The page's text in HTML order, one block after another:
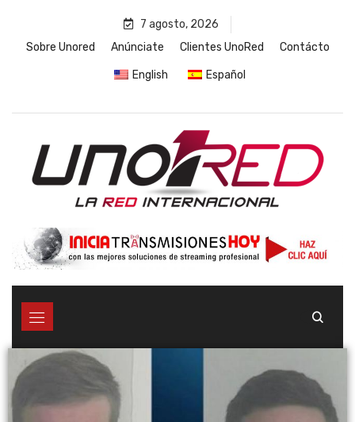
7 agosto, 2026
Sobre Unored
Anúnciate Clientes UnoRed Contácto
English Español